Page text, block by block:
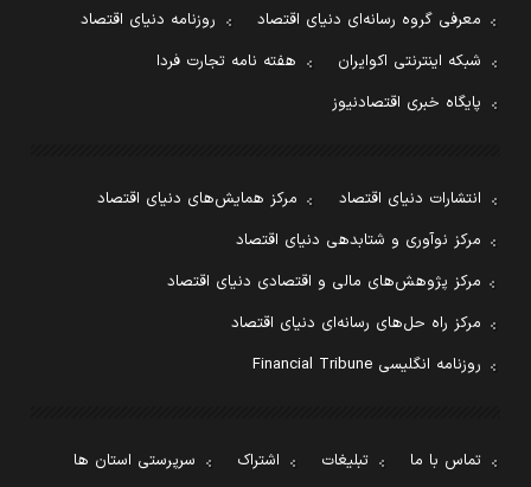
معرفی گروه رسانه‌ای دنیای اقتصاد
روزنامه دنیای اقتصاد
شبکه اینترنتی اکوایران
هفته نامه تجارت فردا
پایگاه خبری اقتصادنیوز
انتشارات دنیای اقتصاد
مرکز همایش‌های دنیای اقتصاد
مرکز نوآوری و شتابدهی دنیای اقتصاد
مرکز پژوهش‌های مالی و اقتصادی دنیای اقتصاد
مرکز راه حل‌های رسانه‌ای دنیای اقتصاد
روزنامه انگلیسی Financial Tribune
تماس با ما تبلیغات اشتراک سرپرستی استان ها